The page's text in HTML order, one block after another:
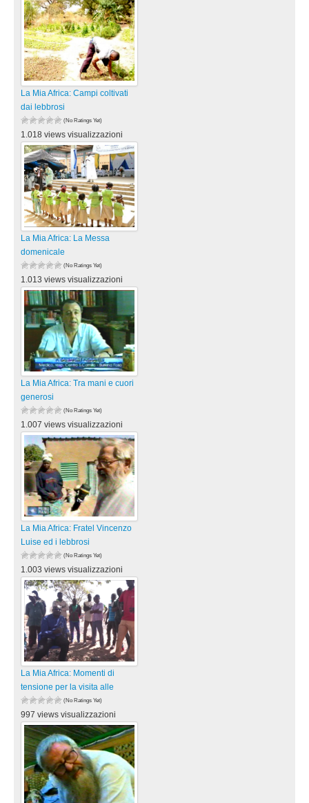
La Mia Africa: Campi coltivati
dai lebbrosi
(No Ratings Yet)
1.018 views visualizzazioni
La Mia Africa: La Messa
domenicale
(No Ratings Yet)
1.013 views visualizzazioni
La Mia Africa: Tra mani e cuori
generosi
(No Ratings Yet)
1.007 views visualizzazioni
La Mia Africa: Fratel Vincenzo
Luise ed i lebbrosi
(No Ratings Yet)
1.003 views visualizzazioni
La Mia Africa: Momenti di
tensione per la visita alle
(No Ratings Yet)
997 views visualizzazioni